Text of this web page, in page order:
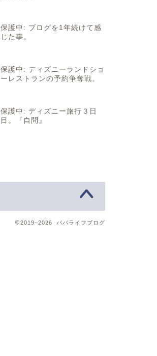
保護中: ブログを1年続けて感
じた事。
保護中: ディズニーランドショ
ーレストランの予約争奪戦。
保護中: ディズニー旅行３日
目。『自問』
2019–2026 パパライフブログ